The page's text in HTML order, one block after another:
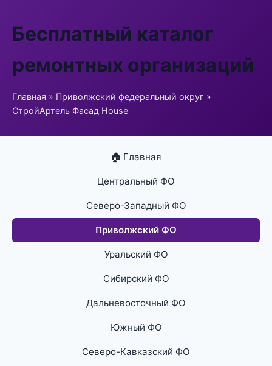
Бесплатный каталог
ремонтных организаций
Главная » Приволжский федеральный округ »
СтройАртель Фасад House
🏠 Главная
Центральный ФО
Северо-Западный ФО
Приволжский ФО
Уральский ФО
Сибирский ФО
Дальневосточный ФО
Южный ФО
Северо-Кавказский ФО